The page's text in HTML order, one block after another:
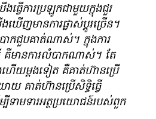
ង​ធ្វើ​ការ​ប្រឡូក​ជាមួយ​ក្នុង​ជួរ​
ើញ​មាន​ការ​ផ្លាស់​ប្ដូរ​ច្រើន។
ាក​ជួប​គាត់​ណាស់។ ក្នុង​ការ​
តី គឺ​មាន​ការ​លំបាក​ណាស់។ តែ​
ើយ​ម្តង​ទៀត គឺ​គាត់​ហ៊ាន​ប្រើ​
គាត់​ហ៊ាន​ប្រើ​សិទ្ធិ​ធ្វើ​
បី​ទាមទារ​អត្ថប្រយោជន៍​របស់​ពួក​